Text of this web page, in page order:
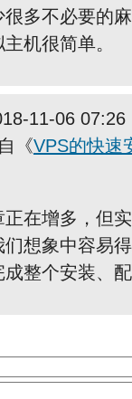
多不必要的
机很简单。
11-06 07:26
《VPS的快速
正在增多，但
们想象中容易
整个安装、配